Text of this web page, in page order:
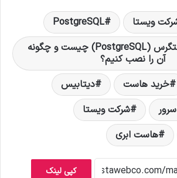
PostgreSQL
پایگاه داده پستگرس (PostgreSQL) چیست و چگونه
آن را نصب کنیم؟
خرید هاست
دیتابیس
سرور
شرکت ویستا
هاست ابری
کپی لینک